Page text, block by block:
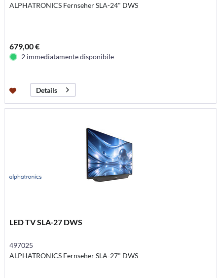
ALPHATRONICS Fernseher SLA-24" DWS
679,00 €
2 immediatamente disponibile
Details
LED TV SLA-27 DWS
497025
ALPHATRONICS Fernseher SLA-27" DWS